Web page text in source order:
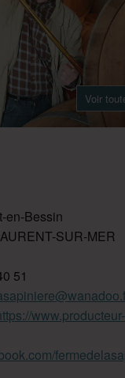
Voir
en-Bessin
SUR-MER
51